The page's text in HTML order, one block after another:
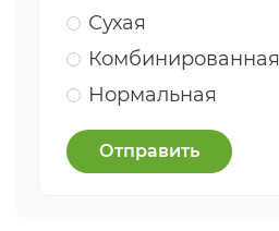
Сухая
Комбинированная
Нормальная
Отправить